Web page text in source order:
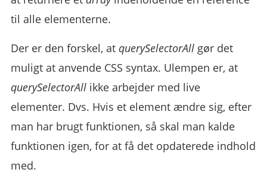
til alle elementerne.
Der er den forskel, at querySelectorAll gør det
muligt at anvende CSS syntax. Ulempen er, at
querySelectorAll ikke arbejder med live
elementer. Dvs. Hvis et element ændre sig, efter
man har brugt funktionen, så skal man kalde
funktionen igen, for at få det opdaterede indhold
med.